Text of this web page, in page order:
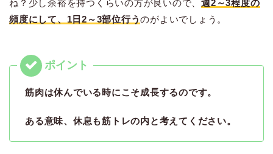
ね？少し余裕を持つくらいの方が良いので、週2～3程度の
頻度にして、1日2～3部位行うのがよいでしょう。
筋肉は休んでいる時にこそ成長するのです。
ある意味、休息も筋トレの内と考えてください。